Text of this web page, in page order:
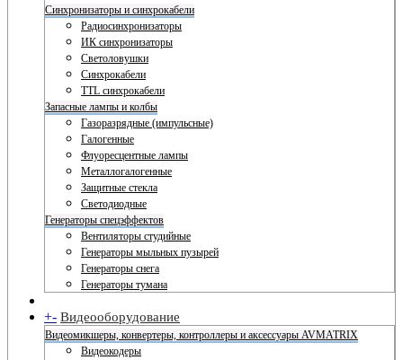
Синхронизаторы и синхрокабели
Радиосинхронизаторы
ИК синхронизаторы
Светоловушки
Синхрокабели
TTL синхрокабели
Запасные лампы и колбы
Газоразрядные (импульсные)
Галогенные
Флуоресцентные лампы
Металлогалогенные
Защитные стекла
Светодиодные
Генераторы спецэффектов
Вентиляторы студийные
Генераторы мыльных пузырей
Генераторы снега
Генераторы тумана
+- Видеооборудование
Видеомикшеры, конвертеры, контроллеры и аксессуары AVMATRIX
Видеокодеры